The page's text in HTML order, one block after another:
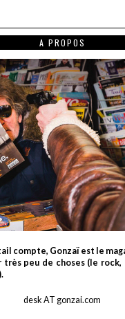
A PROPOS
compte, Gonzaï est le
très peu de choses (le
desk AT gonzai.com